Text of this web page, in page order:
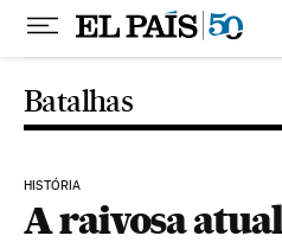
Batalhas
HISTÓRIA
A raivosa